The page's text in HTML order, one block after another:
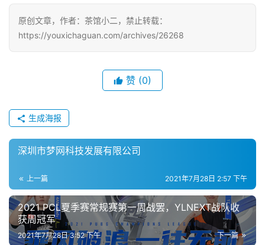
戏
单
机
休
闲
游
戏
2
0
5
原创文章，作者：茶馆小二，禁止转载：
https://youxichaguan.com/archives/26268
赞 (0)
生成海报
深圳市梦网科技发展有限公司
上一篇 2021年7月28日 2:57 下午
2021 PCL夏季赛常规赛第一周战罢，YLNEXT战队收
获周冠军
下一篇
2021年7月28日 3:52 下午